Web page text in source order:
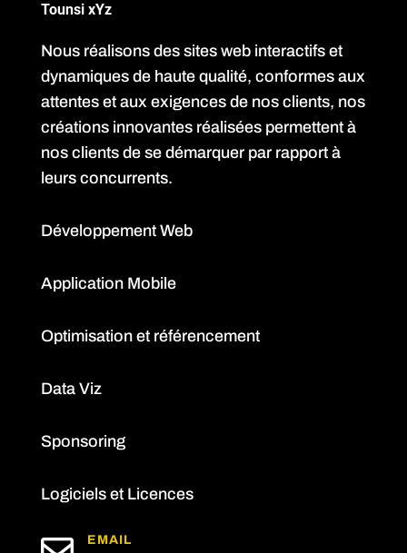
Tounsi xYz
Nous réalisons des sites web interactifs et
dynamiques de haute qualité, conformes aux
attentes et aux exigences de nos clients, nos
créations innovantes réalisées permettent à
nos clients de se démarquer par rapport à
leurs concurrents.
Développement Web
Application Mobile
Optimisation et référencement
Data Viz
Sponsoring
Logiciels et Licences
EMAIL